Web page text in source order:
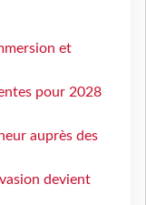
et
pour 2028
auprès des
devient